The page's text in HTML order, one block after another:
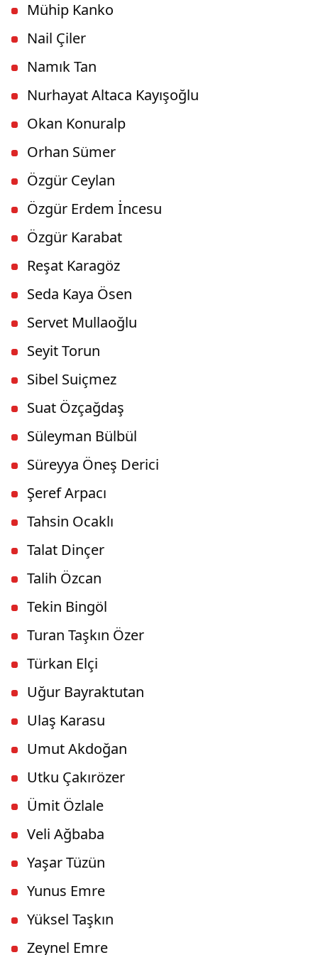
Mühip Kanko
Nail Çiler
Namık Tan
Nurhayat Altaca Kayışoğlu
Okan Konuralp
Orhan Sümer
Özgür Ceylan
Özgür Erdem İncesu
Özgür Karabat
Reşat Karagöz
Seda Kaya Ösen
Servet Mullaoğlu
Seyit Torun
Sibel Suiçmez
Suat Özçağdaş
Süleyman Bülbül
Süreyya Öneş Derici
Şeref Arpacı
Tahsin Ocaklı
Talat Dinçer
Talih Özcan
Tekin Bingöl
Turan Taşkın Özer
Türkan Elçi
Uğur Bayraktutan
Ulaş Karasu
Umut Akdoğan
Utku Çakırözer
Ümit Özlale
Veli Ağbaba
Yaşar Tüzün
Yunus Emre
Yüksel Taşkın
Zeynel Emre